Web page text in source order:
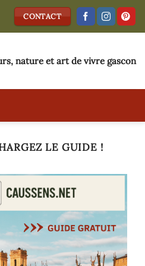
CONTACT
nature et art de vivre gascon
LE GUIDE !